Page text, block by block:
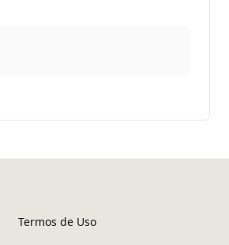
Termos de Uso